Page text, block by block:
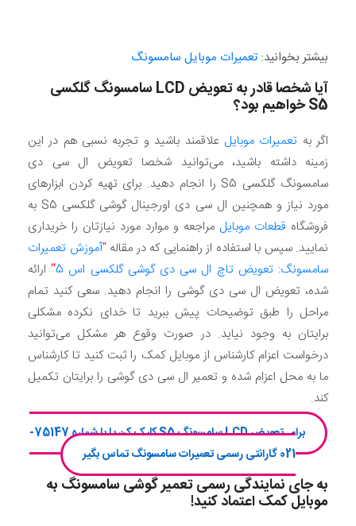
بیشتر بخوانید: تعمیرات موبایل سامسونگ
آیا شخصا قادر به تعویض LCD سامسونگ گلکسی
S5خواهیم بود؟
اگر به تعمیرات موبایل علاقمند باشید و تجربه نسبی هم در این
زمینه داشته باشید، می‌توانید شخصا تعویض ال سی دی
سامسونگ گلکسی S5 را انجام دهید. برای تهیه کردن ابزارهای
مورد نیاز و همچنین ال سی دی اورجینال گوشی گلکسی S5 به
فروشگاه قطعات موبایل مراجعه و موارد مورد نیازتان را خریداری
نمایید. سپس با استفاده از راهنمایی که در مقاله“آموزش تعمیرات
سامسونگ: تعویض تاچ ال سی دی گوشی گلکسی اس 5
“ارائه
شده، تعویض ال سی دی گوشی را انجام دهید. سعی کنید تمام
مراحل را طبق توضیحات پیش ببرید تا خدای نکرده مشکلی
برایتان به وجود نیاید. در صورت وقوع هر مشکل می‌توانید
درخواست اعزام کارشناس از موبایل کمک را ثبت کنید تا کارشناس
ما به محل اعزام شده و تعمیر ال سی دی گوشی را برایتان تکمیل
کند.
برای تعویض LCD سامسونگ S5 کلیک کن یا با شماره 75147-
021 گارانتی رسمی تعمیرات سامسونگ تماس بگیر
به جای نمایندگی رسمی تعمیر گوشی سامسونگ به
موبایل کمک اعتماد کنید!